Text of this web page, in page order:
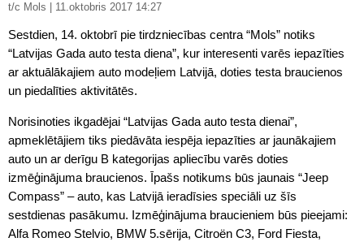
t/c Mols | 11.oktobris 2017 14:27
Sestdien, 14. oktobrī pie tirdzniecības centra “Mols” notiks
“Latvijas Gada auto testa diena”, kur interesenti varēs iepazīties
ar aktuālākajiem auto modeļiem Latvijā, doties testa braucienos
un piedalīties aktivitātēs.
Norisinoties ikgadējai “Latvijas Gada auto testa dienai”,
apmeklētājiem tiks piedāvāta iespēja iepazīties ar jaunākajiem
auto un ar derīgu B kategorijas apliecību varēs doties
izmēģinājuma braucienos. Īpašs notikums būs jaunais “Jeep
Compass” – auto, kas Latvijā ieradīsies speciāli uz šīs
sestdienas pasākumu. Izmēģinājuma braucieniem būs pieejami:
Alfa Romeo Stelvio, BMW 5.sērija, Citroën C3, Ford Fiesta,